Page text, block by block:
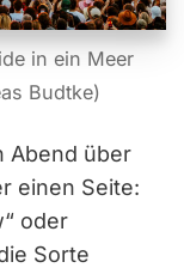
in ein Meer
Budtke)
Abend über
einen Seite:
oder
Sorte